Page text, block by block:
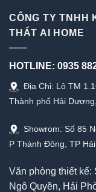
CÔNG TY TNHH
THẤT AI HOME
HOTLINE: 0935
Địa Chỉ: Lô TM
Thành phố Hải
Showrom: Số 85
P Thành Đông, TP
Văn phòng thiết kế:
Ngô Quyền, Hải